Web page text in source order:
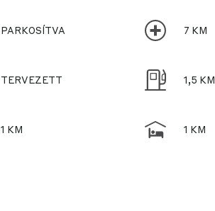
PARKOSÍTVA 7 KM
TERVEZETT 1,5 KM
1 KM 1 KM